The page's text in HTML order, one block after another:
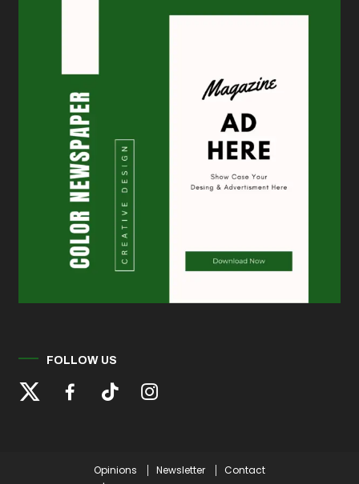
FOLLOW US
Opinions Newsletter Contact